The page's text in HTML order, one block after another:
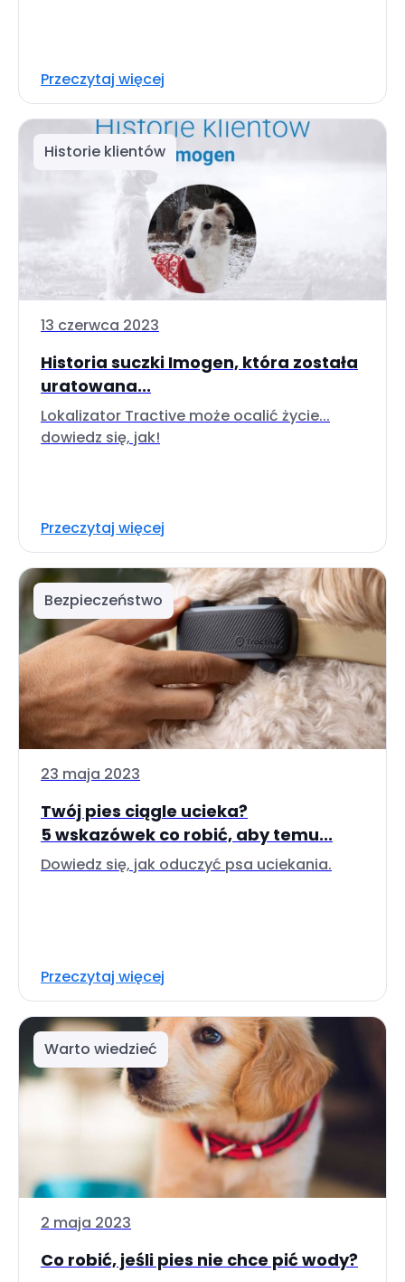
Przeczytaj więcej
Historie klientów
13 czerwca 2023
Historia suczki Imogen, która została
uratowana...
Lokalizator Tractive może ocalić życie...
dowiedz się, jak!
Przeczytaj więcej
Bezpieczeństwo
23 maja 2023
Twój pies ciągle ucieka?
5 wskazówek co robić, aby temu...
Dowiedz się, jak oduczyć psa uciekania.
Przeczytaj więcej
Warto wiedzieć
2 maja 2023
Co robić, jeśli pies nie chce pić wody?